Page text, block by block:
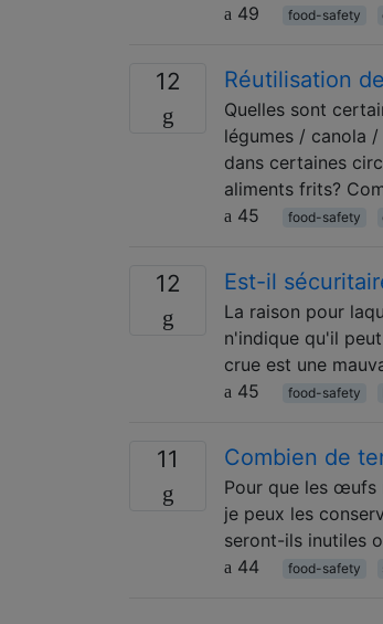
49
food-safety
12 Réutilisation
Quelles sont
légumes / canola
dans certaines
aliments frits?
45
food-safety
12 Est-il
La raison pour
n'indique qu'il
crue est une
45
food-safety
11 Combien de
Pour que les œufs
je peux les
seront-ils inutiles
44
food-safety